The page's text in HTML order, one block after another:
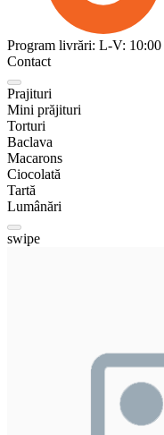
Program livrări: L-V: 10:00
Contact
Prajituri
Mini prăjituri
Torturi
Baclava
Macarons
Ciocolată
Tartă
Lumânări
swipe